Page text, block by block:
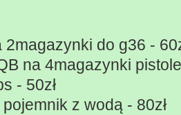
do g36 -
na 4magazynki
- 50zł
z wodą - 80zł